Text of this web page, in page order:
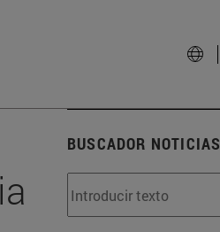
BUSCADOR NOTICIAS